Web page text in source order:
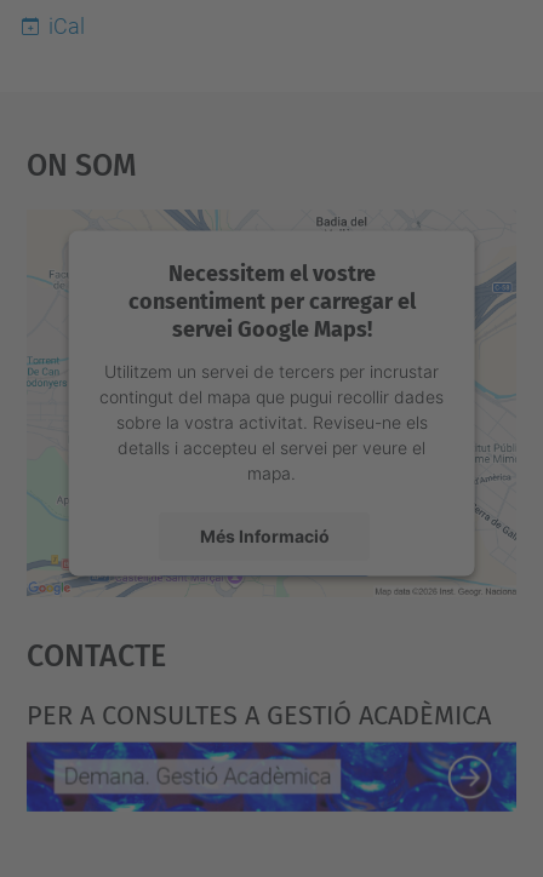
c
a
Pausa
2026-
28T11:30:00+02:00
2026-
07-
iCal
On Som
Necessitem el vostre
consentiment per carregar el
servei Google Maps!
Utilitzem un servei de tercers per incrustar
contingut del mapa que pugui recollir dades
sobre la vostra activitat. Reviseu-ne els
detalls i accepteu el servei per veure el
mapa.
Més Informació
powered by
Contacte
PER A CONSULTES A GESTIÓ ACADÈMICA